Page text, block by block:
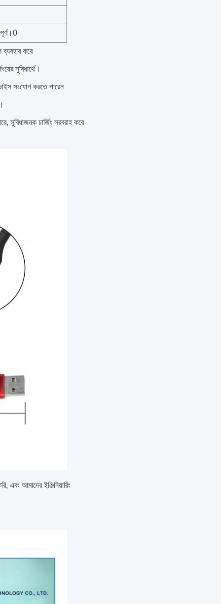
করে
সুবিধার্থে।
সংযোগ করতে পারেন
সুবিধাজনক চার্জিং সরবরাহ করে
আমাদের ইঞ্জিনিয়ারিং